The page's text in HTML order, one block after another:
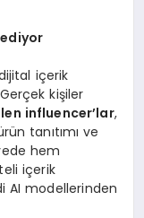
içerik
kişiler
influencer’lar,
tanıtımı ve
hem
içerik
AI modellerinden